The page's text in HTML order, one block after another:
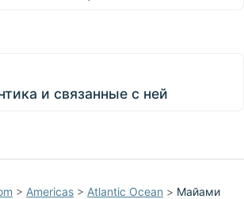
и связанные с ней
> Americas > Atlantic Ocean > Майами